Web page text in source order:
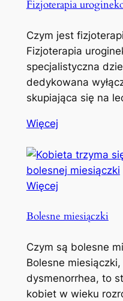
Fizjoterapia
Czym jest
Fizjoterapia
specjalistyczna
dedykowana
skupiająca się na
Więcej
Więcej
Bolesne miesiączki
Czym są bolesne
Bolesne
dysmenorrhea, to
kobiet w wieku